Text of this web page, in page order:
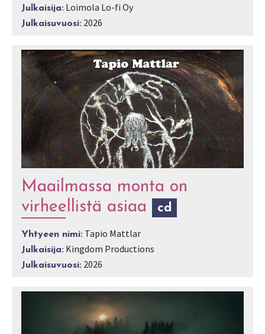
Julkaisija: Loimola Lo-fi Oy
Julkaisuvuosi: 2026
Maailmassa monta on
virheellistä asiaa
cd
Yhtyeen nimi: Tapio Mattlar
Julkaisija: Kingdom Productions
Julkaisuvuosi: 2026